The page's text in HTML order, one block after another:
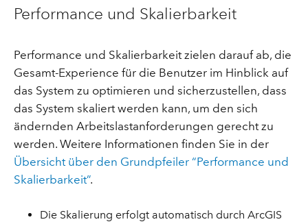
Performance und Skalierbarkeit
Performance und Skalierbarkeit zielen darauf ab, die
Gesamt-Experience für die Benutzer im Hinblick auf
das System zu optimieren und sicherzustellen, dass
das System skaliert werden kann, um den sich
ändernden Arbeitslastanforderungen gerecht zu
werden. Weitere Informationen finden Sie in der
Übersicht über den Grundpfeiler “Performance und
Skalierbarkeit”.
Die Skalierung erfolgt automatisch durch ArcGIS